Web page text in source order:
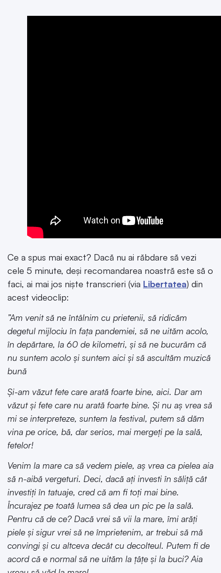
Ce a spus mai exact? Dacă nu ai răbdare să vezi
cele 5 minute, deși recomandarea noastră este să o
faci, ai mai jos niște transcrieri (via Libertatea) din
acest videoclip:
”Am venit să ne întâlnim cu prietenii, să ridicăm
degetul mijlociu în faţa pandemiei, să ne uităm acolo,
în depărtare, la 60 de kilometri, şi să ne bucurăm că
nu suntem acolo şi suntem aici şi să ascultăm muzică
bună
Şi-am văzut fete care arată foarte bine, aici. Dar am
văzut şi fete care nu arată foarte bine. Şi nu aş vrea să
mi se interpreteze, suntem la festival, putem să dăm
vina pe orice, bă, dar serios, mai mergeţi pe la sală,
fetelor!
Venim la mare ca să vedem piele, aş vrea ca pielea aia
să n-aibă vergeturi. Deci, dacă aţi investi în săliţă cât
investiţi în tatuaje, cred că am fi toţi mai bine.
Încurajez pe toată lumea să dea un pic pe la sală.
Pentru că de ce? Dacă vrei să vii la mare, îmi arăţi
piele şi sigur vrei să ne împrietenim, ar trebui să mă
convingi şi cu altceva decât cu decolteul. Putem fi de
acord că e normal să ne uităm la ţâţe şi la buci? Aia